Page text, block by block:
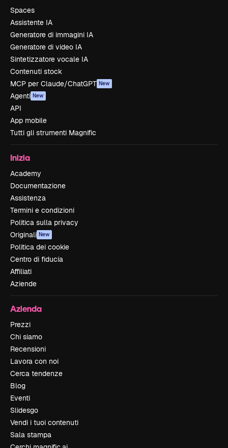
Spaces
Assistente IA
Generatore di immagini IA
Generatore di video IA
Sintetizzatore vocale IA
Contenuti stock
MCP per Claude/ChatGPT New
Agenti New
API
App mobile
Tutti gli strumenti Magnific
Inizia
Academy
Documentazione
Assistenza
Termini e condizioni
Politica sulla privacy
Originali New
Politica dei cookie
Centro di fiducia
Affiliati
Aziende
Azienda
Prezzi
Chi siamo
Recensioni
Lavora con noi
Cerca tendenze
Blog
Eventi
Slidesgo
Vendi i tuoi contenuti
Sala stampa